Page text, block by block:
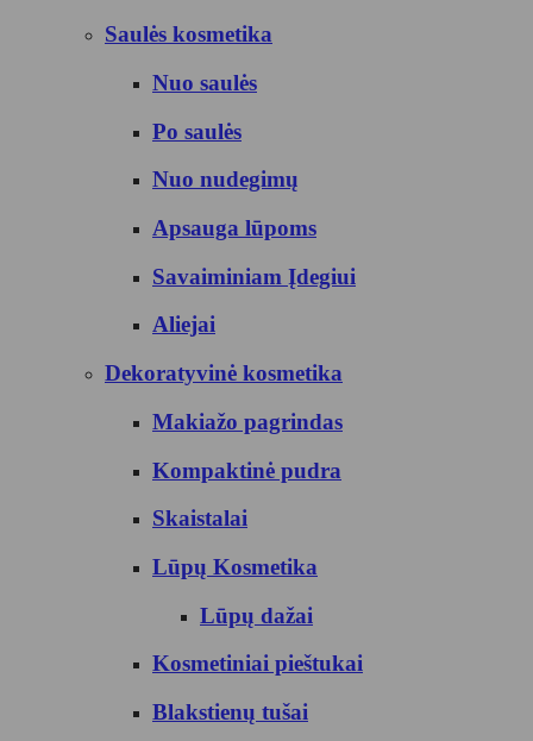
Saulės kosmetika
Nuo saulės
Po saulės
Nuo nudegimų
Apsauga lūpoms
Savaiminiam Įdegiui
Aliejai
Dekoratyvinė kosmetika
Makiažo pagrindas
Kompaktinė pudra
Skaistalai
Lūpų Kosmetika
Lūpų dažai
Kosmetiniai pieštukai
Blakstienų tušai